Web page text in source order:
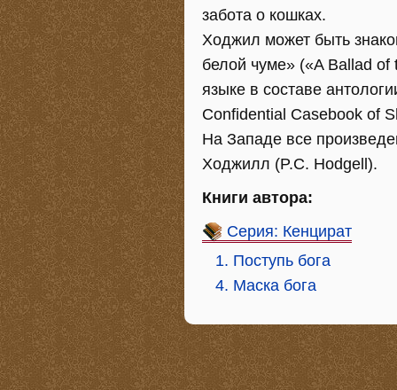
забота о кошках.
Ходжил может быть
белой чуме» («A Ballad of
языке в составе
Confidential Casebook of
На Западе все
Ходжилл (P.C. Hodgell).
Книги автора:
Серия: Кенцират
1. Поступь бога
4. Маска бога